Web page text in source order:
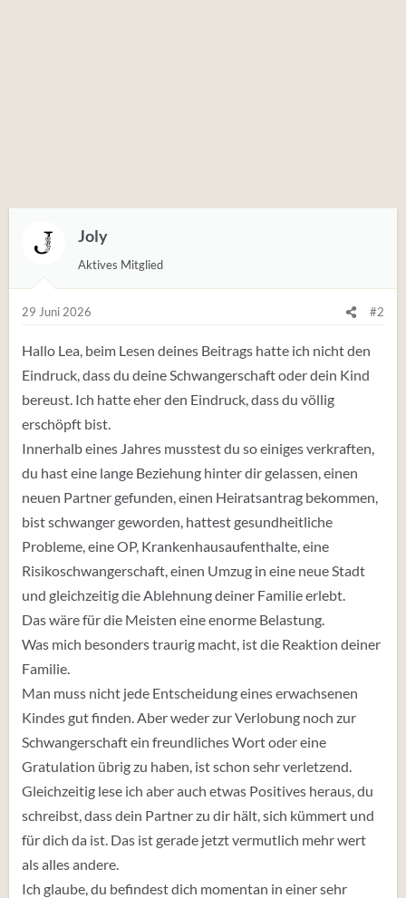
Joly
Aktives Mitglied
29 Juni 2026 #2
Hallo Lea, beim Lesen deines Beitrags hatte ich nicht den
Eindruck, dass du deine Schwangerschaft oder dein Kind
bereust. Ich hatte eher den Eindruck, dass du völlig
erschöpft bist.
Innerhalb eines Jahres musstest du so einiges verkraften,
du hast eine lange Beziehung hinter dir gelassen, einen
neuen Partner gefunden, einen Heiratsantrag bekommen,
bist schwanger geworden, hattest gesundheitliche
Probleme, eine OP, Krankenhausaufenthalte, eine
Risikoschwangerschaft, einen Umzug in eine neue Stadt
und gleichzeitig die Ablehnung deiner Familie erlebt.
Das wäre für die Meisten eine enorme Belastung.
Was mich besonders traurig macht, ist die Reaktion deiner
Familie.
Man muss nicht jede Entscheidung eines erwachsenen
Kindes gut finden. Aber weder zur Verlobung noch zur
Schwangerschaft ein freundliches Wort oder eine
Gratulation übrig zu haben, ist schon sehr verletzend.
Gleichzeitig lese ich aber auch etwas Positives heraus, du
schreibst, dass dein Partner zu dir hält, sich kümmert und
für dich da ist. Das ist gerade jetzt vermutlich mehr wert
als alles andere.
Ich glaube, du befindest dich momentan in einer sehr